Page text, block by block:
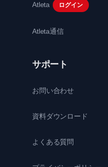
Atleta ログイン
Atleta通信
サポート
お問い合わせ
資料ダウンロード
よくある質問